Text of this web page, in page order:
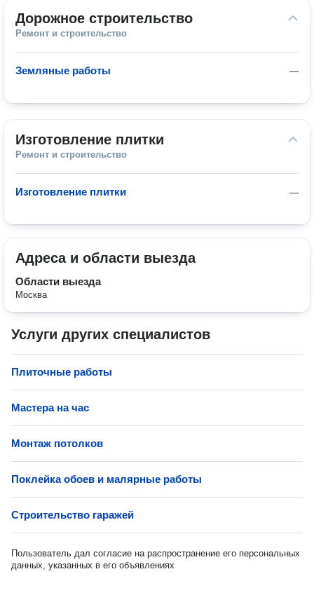
Дорожное строительство
Ремонт и строительство
—
Земляные работы
Изготовление плитки
Ремонт и строительство
—
Изготовление плитки
Адреса и области выезда
Области выезда
Москва
Услуги других специалистов
Плиточные работы
Мастера на час
Монтаж потолков
Поклейка обоев и малярные работы
Строительство гаражей
Пользователь дал согласие на распространение его персональных
данных, указанных в его объявлениях